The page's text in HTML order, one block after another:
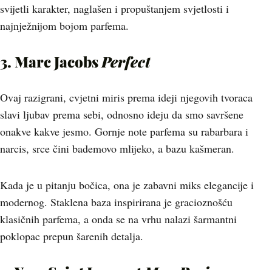
svijetli karakter, naglašen i propuštanjem svjetlosti i
najnježnijom bojom parfema.
3. Marc JacobsPerfect
Ovaj razigrani, cvjetni miris prema ideji njegovih tvoraca
slavi ljubav prema sebi, odnosno ideju da smo savršene
onakve kakve jesmo. Gornje note parfema su rabarbara i
narcis, srce čini bademovo mlijeko, a bazu kašmeran.
Kada je u pitanju bočica, ona je zabavni miks elegancije i
modernog. Staklena baza inspirirana je gracioznošću
klasičnih parfema, a onda se na vrhu nalazi šarmantni
poklopac prepun šarenih detalja.